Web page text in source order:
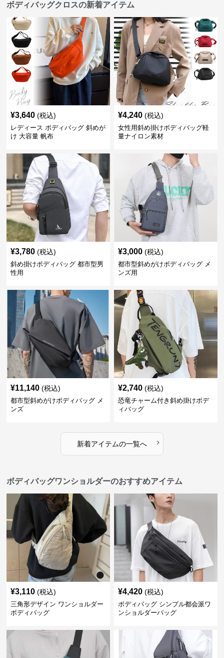
ボディバッグクロスの新着アイテム
¥3,640 (税込)
レディース ボディバッグ 斜めが
け 大容量 帆布
¥4,240 (税込)
女性用斜め掛けボディバッグ軽
量ナイロン素材
¥3,780 (税込)
斜め掛けボディバッグ 都市型男
性用
¥3,000 (税込)
都市型斜めがけボディバッグ メ
ンズ用
¥11,140 (税込)
都市型斜めがけボディバッグ メ
ンズ
¥2,740 (税込)
恐竜チャーム付き斜め掛けボデ
ィバッグ
新着アイテムの一覧へ ›
ボディバッグワンショルダーのおすすめアイテム
¥3,110 (税込)
三角形デザイン ワンショルダー
ボディバッグ
¥4,420 (税込)
ボディバッグ シンプル都会派ワ
ンショルダーバッグ